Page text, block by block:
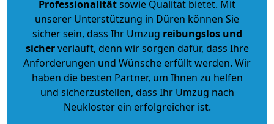
Professionalitätsowie Qualität bietet. Mit
unserer Unterstützung in Düren können Sie
sicher sein, dass Ihr Umzug reibungslos und
sicherverläuft, denn wir sorgen dafür, dass Ihre
Anforderungen und Wünsche erfüllt werden. Wir
haben die besten Partner, um Ihnen zu helfen
und sicherzustellen, dass Ihr Umzug nach
Neukloster ein erfolgreicher ist.